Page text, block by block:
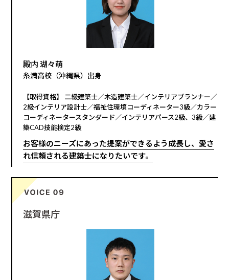
殿内 瑚々萌
糸満高校（沖縄県）出身
【取得資格】 二級建築士／木造建築士／インテリアプランナー／
2級インテリア設計士／福祉住環境コーディネーター3級／カラー
コーディネータースタンダード／インテリアパース2級、3級／建
築CAD技能検定2級
お客様のニーズにあった提案ができるよう成長し、愛さ
れ信頼される建築士になりたいです。
滋賀県庁